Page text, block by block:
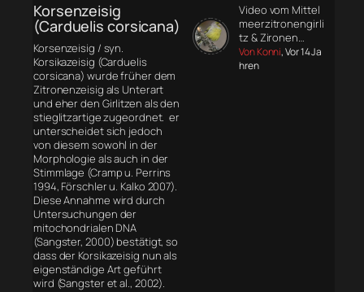
Korsenzeisig
(Carduelis corsicana)
Korsenzeisig / syn.
Korsikazeisig (Carduelis
corsicana) wurde früher dem
Zitronenzeisig als Unterart
und eher den Girlitzen als den
stieglitzartige zugeordnet. er
unterscheidet sich jedoch
von diesem sowohl in der
Morphologie als auch in der
Stimmlage (Cramp u. Perrins
1994, Förschler u. Kalko 2007).
Diese Annahme wird durch
Untersuchungen der
mitochondrialen DNA
(Sangster, 2000) bestätigt, so
dass der Korsikazeisig nun als
eigenständige Art geführt
wird (Sangster et al., 2002).
Video vom Mittel
meerzitronengirli
tz & Zironen…
Von Konni, Vor 14 Ja
hren